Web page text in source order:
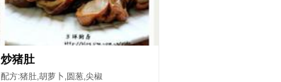
炒猪肚
配方:猪肚,胡萝卜,圆葱,尖椒